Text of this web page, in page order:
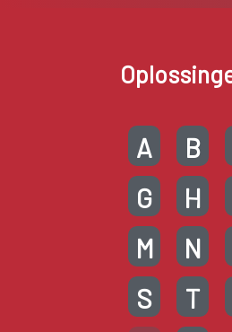
A B
G
H
M
N
S
T